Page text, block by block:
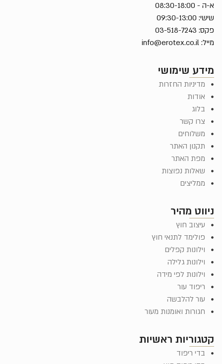
קטגוריות ראשיות
בדי ריפוד
ניווט מהיר
עיצוב חוץ
פולימד לתנאי חוץ
וילונות קפלים
וילונות גלילה
וילונות לפי מידה
ריפוד עור
עור להלבשה
חגורות ואומנות מעור
מידע שימושי
מדיניות החזרות
אודות
בלוג
צרו קשר
משלוחים
תקנון האתר
מפת האתר
שאלות נפוצות
ממליצים
א-ה - 08:30-18:00
שישי: 09:30-13:00
פקס: 03-518-7243
מייל: info@erotex.co.il